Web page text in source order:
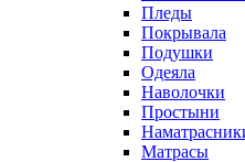
Пледы
Покрывала
Подушки
Одеяла
Наволочки
Простыни
Матрасы